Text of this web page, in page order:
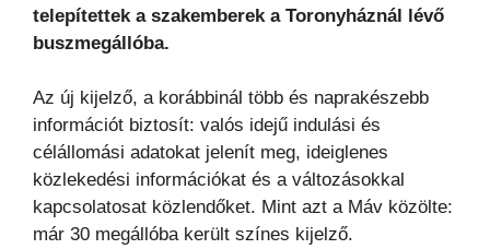
telepítettek a szakemberek a Toronyháznál lévő
buszmegállóba.
Az új kijelző, a korábbinál több és naprakészebb
információt biztosít: valós idejű indulási és
célállomási adatokat jelenít meg, ideiglenes
közlekedési információkat és a változásokkal
kapcsolatosat közlendőket. Mint azt a Máv közölte:
már 30 megállóba került színes kijelző.